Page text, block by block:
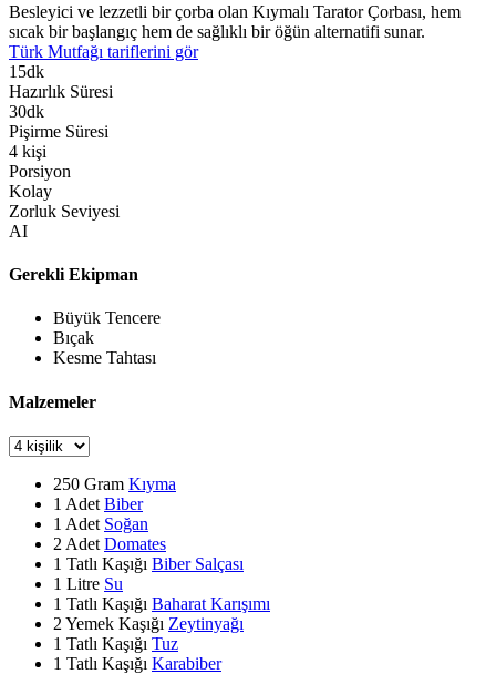
Besleyici ve lezzetli bir çorba olan Kıymalı Tarator Çorbası, hem
sıcak bir başlangıç hem de sağlıklı bir öğün alternatifi sunar.
Türk Mutfağı tariflerini gör
15dk
Hazırlık Süresi
30dk
Pişirme Süresi
4 kişi
Porsiyon
Kolay
Zorluk Seviyesi
AI
Gerekli Ekipman
Büyük Tencere
Bıçak
Kesme Tahtası
Malzemeler
250 Gram Kıyma
1 Adet Biber
1 Adet Soğan
2 Adet Domates
1 Tatlı Kaşığı Biber Salçası
1 Litre Su
1 Tatlı Kaşığı Baharat Karışımı
2 Yemek Kaşığı Zeytinyağı
1 Tatlı Kaşığı Tuz
1 Tatlı Kaşığı Karabiber